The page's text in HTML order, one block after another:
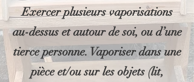
Exercer plusieurs vaporisations
au-dessus et autour de soi, ou d’une
tierce personne. Vaporiser dans une
pièce et/ou sur les objets (lit,